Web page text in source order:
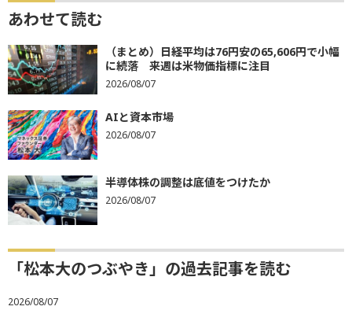
あわせて読む
（まとめ）日経平均は76円安の65,606円で小幅
に続落 来週は米物価指標に注目
2026/08/07
AIと資本市場
2026/08/07
半導体株の調整は底値をつけたか
2026/08/07
「松本大のつぶやき」の過去記事を読む
2026/08/07